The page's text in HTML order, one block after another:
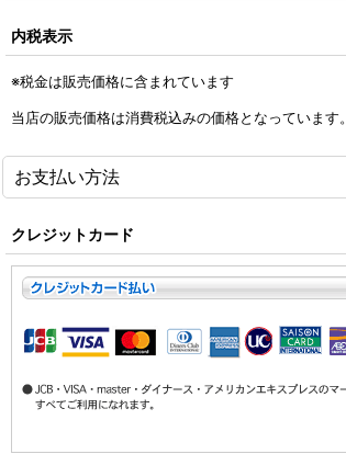
内税表示
※税金は販売価格に含まれています
当店の販売価格は消費税込みの価格となっています。
お支払い方法
クレジットカード